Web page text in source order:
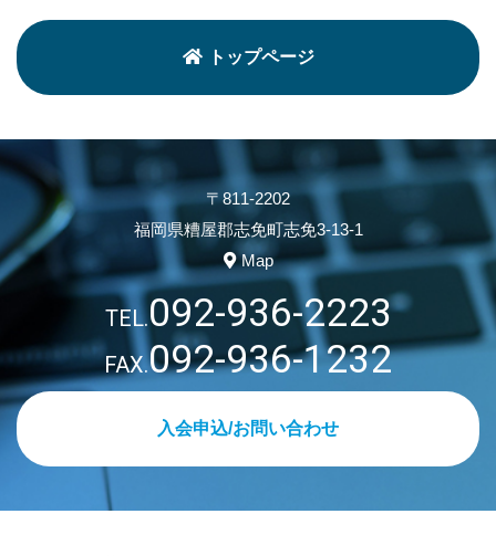
トップページ
〒811-2202
福岡県糟屋郡志免町志免3-13-1
Map
TEL.092-936-2223
FAX.092-936-1232
入会申込/お問い合わせ